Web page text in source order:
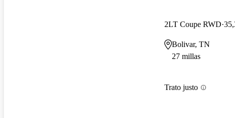
2LT Coupe RWD
Bolivar, TN
27 millas
Trato justo